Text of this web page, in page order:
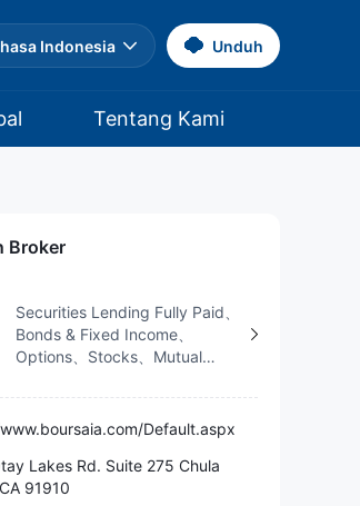
Indonesia Unduh
Tentang Kami
Broker
Securities Lending Fully Paid、
Bonds & Fixed Income、
Options、Stocks、Mutual
Default.aspx
Lakes Rd. Suite 275 Chula
91910